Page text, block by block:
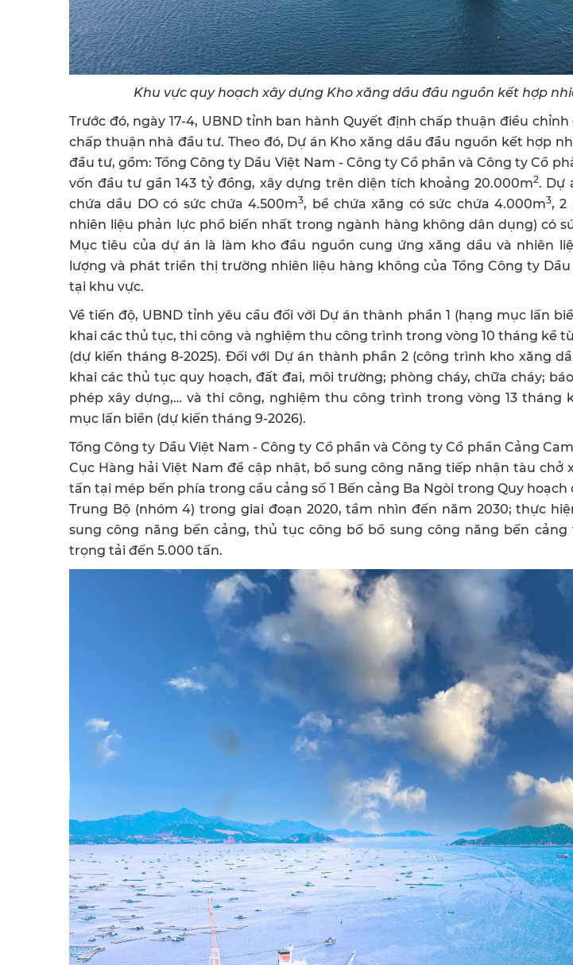
Khu vực quy hoạch xây dựng Kho xăng dầu đầu nguồn kết hợp
Trước đó, ngày 17-4, UBND tỉnh ban hành Quyết định chấp thuận điều
chấp thuận nhà đầu tư. Theo đó, Dự án Kho xăng dầu đầu nguồn kết hợp
đầu tư, gồm: Tổng Công ty Dầu Việt Nam - Công ty Cổ phần và Công ty Cổ
vốn đầu tư gần 143 tỷ đồng, xây dựng trên diện tích khoảng 20.000m2. Dự
chứa dầu DO có sức chứa 4.500m3, bể chứa xăng có sức chứa 4.000m3, 2
nhiên liệu phản lực phổ biến nhất trong ngành hàng không dân dụng) có
Mục tiêu của dự án là làm kho đầu nguồn cung ứng xăng dầu và nhiên
lượng và phát triển thị trường nhiên liệu hàng không của Tổng Công ty
tại khu vực.
Về tiến độ, UBND tỉnh yêu cầu đối với Dự án thành phần 1 (hạng mục lấn
khai các thủ tục, thi công và nghiệm thu công trình trong vòng 10 tháng kể
(dự kiến tháng 8-2025). Đối với Dự án thành phần 2 (công trình kho xăng
khai các thủ tục quy hoạch, đất đai, môi trường; phòng cháy, chữa cháy;
phép xây dựng,… và thi công, nghiệm thu công trình trong vòng 13 tháng
mục lấn biển (dự kiến tháng 9-2026).
Tổng Công ty Dầu Việt Nam - Công ty Cổ phần và Công ty Cổ phần Cảng
Cục Hàng hải Việt Nam để cập nhật, bổ sung công năng tiếp nhận tàu chở
tấn tại mép bến phía trong cầu cảng số 1 Bến cảng Ba Ngòi trong Quy
Trung Bộ (nhóm 4) trong giai đoạn 2020, tầm nhìn đến năm 2030; thực
sung công năng bến cảng, thủ tục công bố bổ sung công năng bến
trọng tải đến 5.000 tấn.